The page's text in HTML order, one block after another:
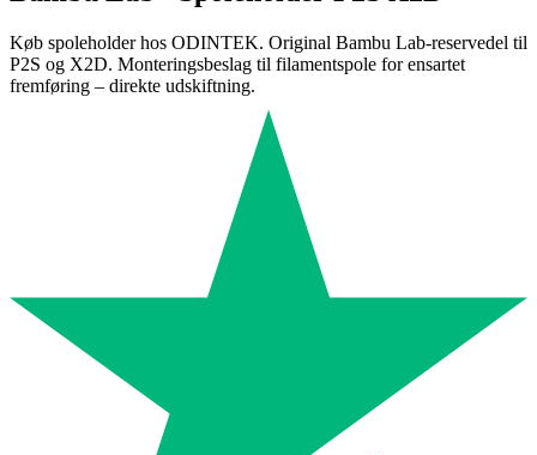
Køb spoleholder hos ODINTEK. Original Bambu Lab-reservedel til
P2S og X2D. Monteringsbeslag til filamentspole for ensartet
fremføring – direkte udskiftning.